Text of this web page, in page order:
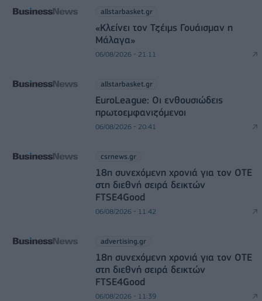
allstarbasket.gr
«Κλείνει τον Τζέιμς Γουάισμαν η
Μάλαγα»
06/08/2026 - 21:11
allstarbasket.gr
EuroLeague: Οι ενθουσιώδεις
πρωτοεμφανιζόμενοι
06/08/2026 - 20:41
csrnews.gr
18η συνεχόμενη χρονιά για τον ΟΤΕ
στη διεθνή σειρά δεικτών
FTSE4Good
06/08/2026 - 11:42
advertising.gr
18η συνεχόμενη χρονιά για τον ΟΤΕ
στη διεθνή σειρά δεικτών
FTSE4Good
06/08/2026 - 11:39